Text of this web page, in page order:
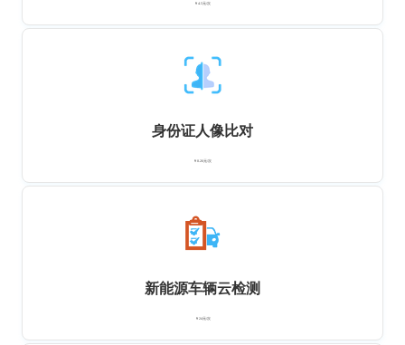
￥4.5元/次
身份证人像比对
￥0.26元/次
新能源车辆云检测
￥24元/次